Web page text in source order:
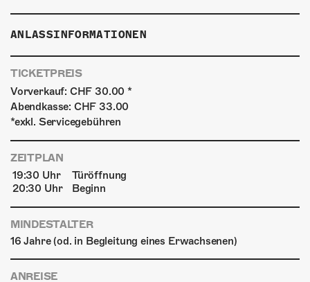
ANLASSINFORMATIONEN
TICKETPREIS
Vorverkauf: CHF 30.00 *
Abendkasse: CHF 33.00
*exkl. Servicegebühren
ZEITPLAN
19:30 Uhr
Türöffnung
20:30 Uhr
Beginn
MINDESTALTER
16 Jahre (od. in Begleitung eines Erwachsenen)
ANREISE